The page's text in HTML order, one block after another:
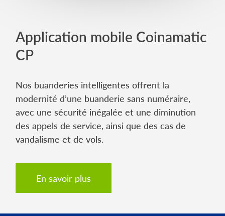
Application mobile Coinamatic
CP
Nos buanderies intelligentes offrent la
modernité d’une buanderie sans numéraire,
avec une sécurité inégalée et une diminution
des appels de service, ainsi que des cas de
vandalisme et de vols.
En savoir plus